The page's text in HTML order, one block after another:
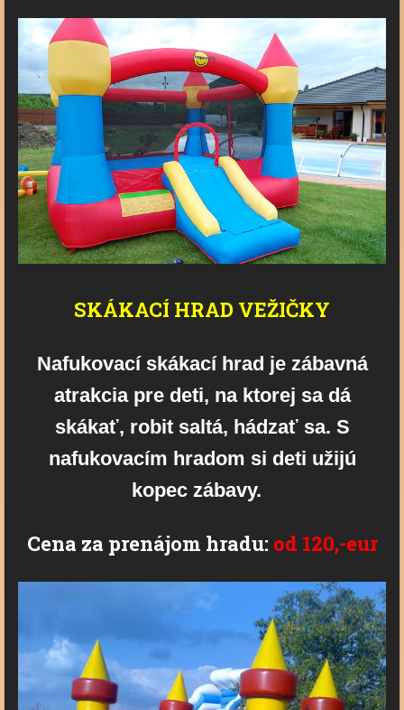
SKÁKACÍ HRAD VEŽIČKY
Nafukovací skákací hrad je zábavná
atrakcia pre deti, na ktorej sa dá
skákať, robit saltá, hádzať sa. S
nafukovacím hradom si deti užijú
kopec zábavy.
Cena za prenájom hradu: od 120,-eur